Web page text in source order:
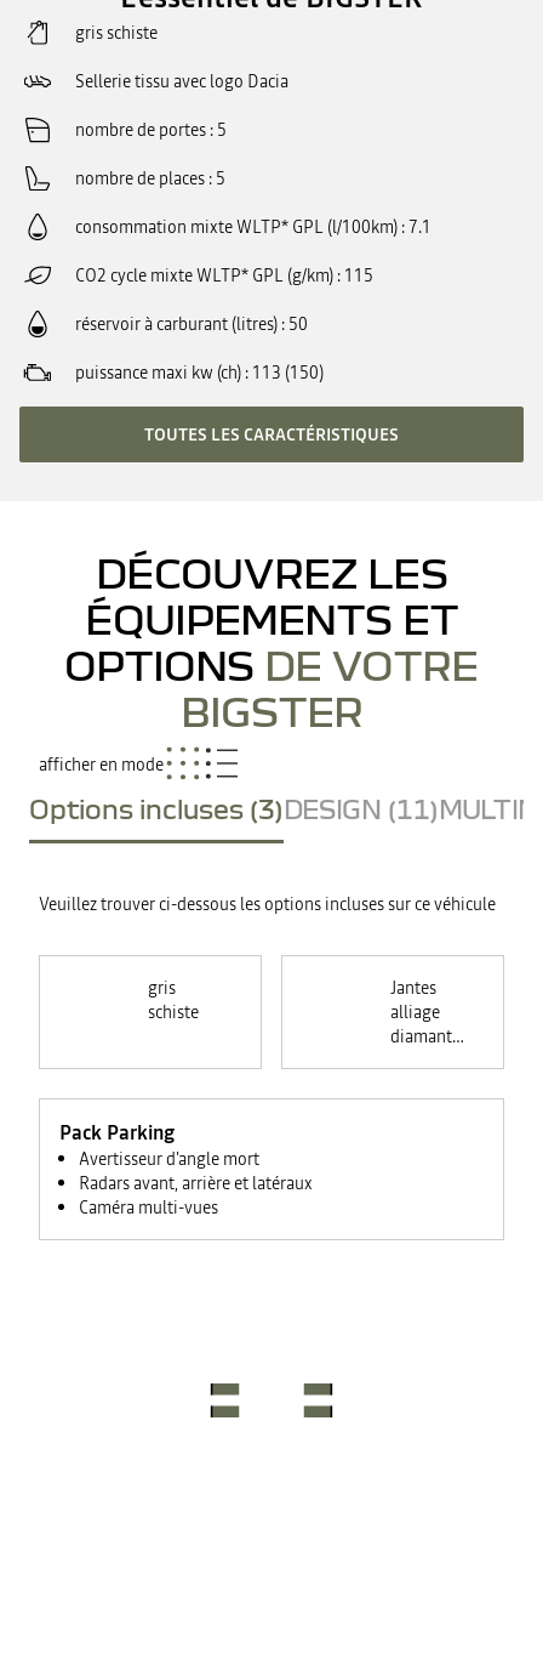
gris schiste
Sellerie tissu avec logo Dacia
nombre de portes 5
nombre de places 5
consommation mixte WLTP* GPL (l/100km) 7.1
CO2 cycle mixte WLTP* GPL (g/km) 115
réservoir à carburant (litres) 50
puissance maxi kw (ch) 113 (150)
TOUTES LES CARACTÉRISTIQUES
DÉCOUVREZ LES
ÉQUIPEMENTS ET
OPTIONS DE VOTRE
BIGSTER
afficher en mode
Options incluses (3)DESIGN (11)
Veuillez trouver ci-dessous les options incluses sur ce véhicule
gris
schiste
Jantes
alliage
diamantées
Pack Parking
Avertisseur d'angle mort
Radars avant, arrière et latéraux
Caméra multi-vues